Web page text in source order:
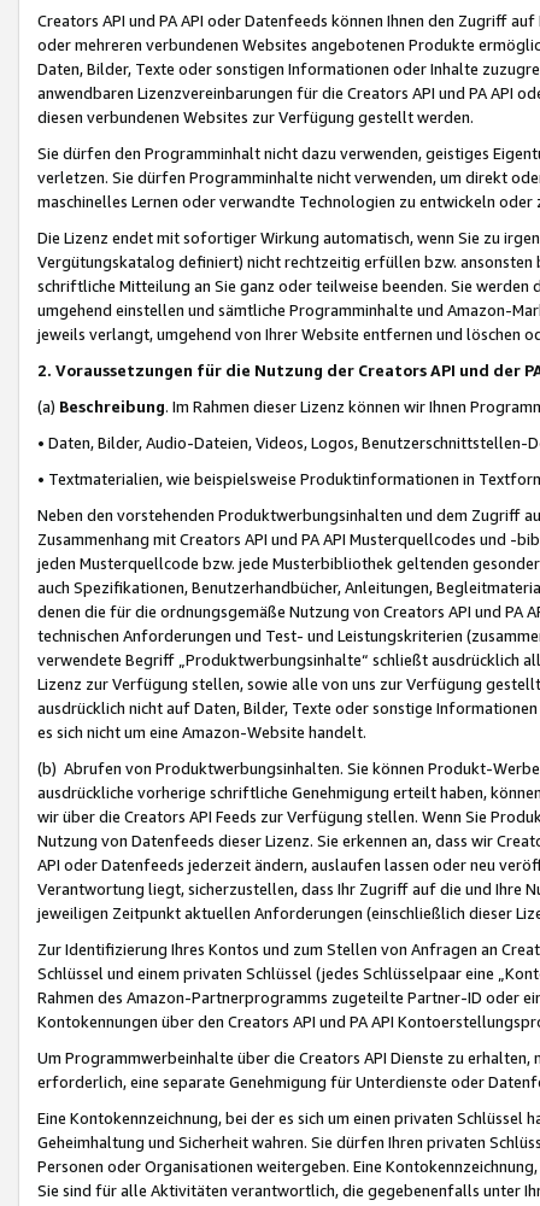
Creators API und PA API oder Datenfeeds können Ihnen den Zugriff
oder mehreren verbundenen Websites angebotenen Produkte
Daten, Bilder, Texte oder sonstigen Informationen oder Inhalte
anwendbaren Lizenzvereinbarungen für die Creators API und PA API
diesen verbundenen Websites zur Verfügung gestellt werden.
Sie dürfen den Programminhalt nicht dazu verwenden, geistiges
verletzen. Sie dürfen Programminhalte nicht verwenden, um direkt
maschinelles Lernen oder verwandte Technologien zu entwickeln
Die Lizenz endet mit sofortiger Wirkung automatisch, wenn Sie zu
Vergütungskatalog definiert) nicht rechtzeitig erfüllen bzw. ansonsten
schriftliche Mitteilung an Sie ganz oder teilweise beenden. Sie werden
umgehend einstellen und sämtliche Programminhalte und Amazon-
jeweils verlangt, umgehend von Ihrer Website entfernen und löschen
2. Voraussetzungen für die Nutzung der Creators API und der
(a) Beschreibung. Im Rahmen dieser Lizenz können wir Ihnen
• Daten, Bilder, Audio-Dateien, Videos, Logos, Benutzerschnittstellen-
• Textmaterialien, wie beispielsweise Produktinformationen in
Neben den vorstehenden Produktwerbungsinhalten und dem Zugriff
Zusammenhang mit Creators API und PA API Musterquellcodes und
jeden Musterquellcode bzw. jede Musterbibliothek geltenden
auch Spezifikationen, Benutzerhandbücher, Anleitungen,
denen die für die ordnungsgemäße Nutzung von Creators API und PA
technischen Anforderungen und Test- und Leistungskriterien
verwendete Begriff „Produktwerbungsinhalte“ schließt ausdrücklich
Lizenz zur Verfügung stellen, sowie alle von uns zur Verfügung
ausdrücklich nicht auf Daten, Bilder, Texte oder sonstige
es sich nicht um eine Amazon-Website handelt.
(b) Abrufen von Produktwerbungsinhalten. Sie können Produkt-
ausdrückliche vorherige schriftliche Genehmigung erteilt haben,
wir über die Creators API Feeds zur Verfügung stellen. Wenn Sie
Nutzung von Datenfeeds dieser Lizenz. Sie erkennen an, dass wir
API oder Datenfeeds jederzeit ändern, auslaufen lassen oder neu
Verantwortung liegt, sicherzustellen, dass Ihr Zugriff auf die und Ihre
jeweiligen Zeitpunkt aktuellen Anforderungen (einschließlich dieser
Zur Identifizierung Ihres Kontos und zum Stellen von Anfragen an
Schlüssel und einem privaten Schlüssel (jedes Schlüsselpaar eine
Rahmen des Amazon-Partnerprogramms zugeteilte Partner-ID oder
Kontokennungen über den Creators API und PA API
Um Programmwerbeinhalte über die Creators API Dienste zu
erforderlich, eine separate Genehmigung für Unterdienste oder
Eine Kontokennzeichnung, bei der es sich um einen privaten
Geheimhaltung und Sicherheit wahren. Sie dürfen Ihren privaten
Personen oder Organisationen weitergeben. Eine
Sie sind für alle Aktivitäten verantwortlich, die gegebenenfalls unter